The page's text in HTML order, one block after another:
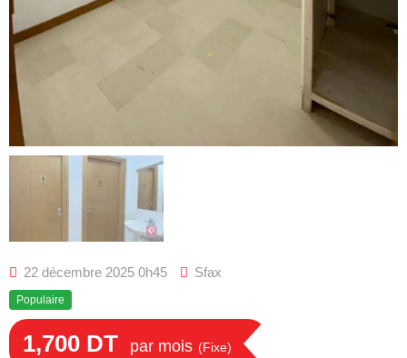
22 décembre 2025 0h45 Sfax
Populaire
1,700 DT par mois (Fixe)